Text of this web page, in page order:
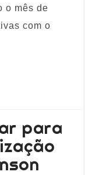
o mês de
com o
para